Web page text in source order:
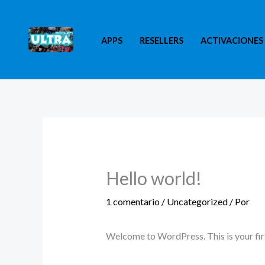
contenido
APPS RESELLERS ACTIVACIONES
Hello world!
1 comentario / Uncategorized/ Por
Welcome to WordPress. This is your